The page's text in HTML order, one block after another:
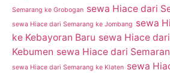
Semarang ke Grobogan sewa Hiace dari
sewa Hiace dari Semarang ke Jombang sewa
ke Kebayoran Baru sewa Hiace
Kebumen sewa Hiace dari
sewa Hiace dari Semarang ke Klaten sewa